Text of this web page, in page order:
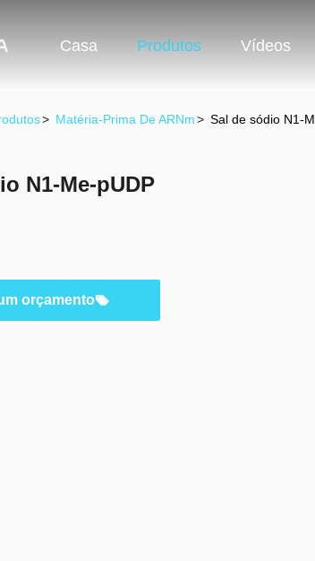
Casa Produtos Vídeos
> Matéria-Prima De ARNm> Sal de sódio N1-
N1-Me-pUDP
orçamento